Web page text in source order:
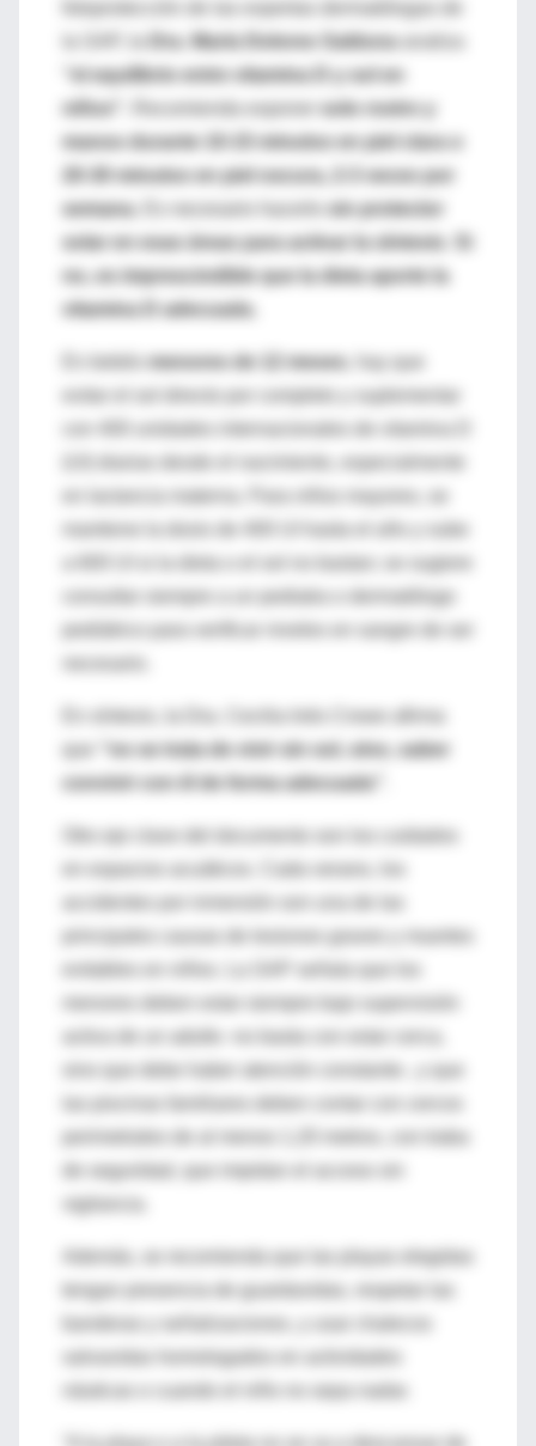
fotoprotección de las expertas dermatólogas de
Dra. María Dolores Salduna
“el equilibrio entre vitamina D y sol en
niños".
solo rostro y
manos durante 10-15 minutos en piel clara o
20-30 minutos en piel oscura, 2-3 veces por
semana.
sin protector
solar en esas áreas para activar la síntesis
no, es imprescindible que la dieta aporte la
vitamina D adecuada.
menores de 12 meses
evitar el sol directo por completo y suplementar
en lactancia materna. Para niños mayores, se
a 600 UI si la dieta o el sol no bastan; se sugiere
consultar siempre a un pediatra o dermatólogo
pediátrico para verificar niveles en sangre de ser
“no se trata de vivir sin sol, sino, saber
convivir con él de forma adecuada”
en espacios acuáticos. Cada verano, los
menores deben estar siempre bajo supervisión
de seguridad, que impidan el acceso sin
vigilancia.
Además, se recomienda que las playas elegidas
tengan presencia de guardavidas, respetar las
salvavidas homologados en actividades